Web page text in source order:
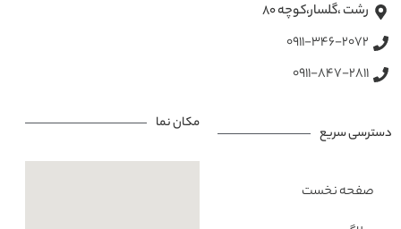
رشت ،گلسار،کوچه ۸۰
0911-346-2072
0911-847-2811
دسترسی سریع
صفحه نخست
مکان نما